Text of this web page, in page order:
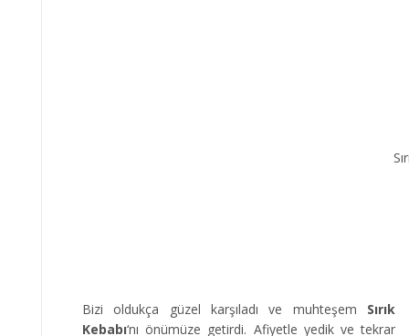
Bizi oldukça güzel karşıladı ve muhteşem Sırık
Kebabı‘nı önümüze getirdi. Afiyetle yedik ve tekrar